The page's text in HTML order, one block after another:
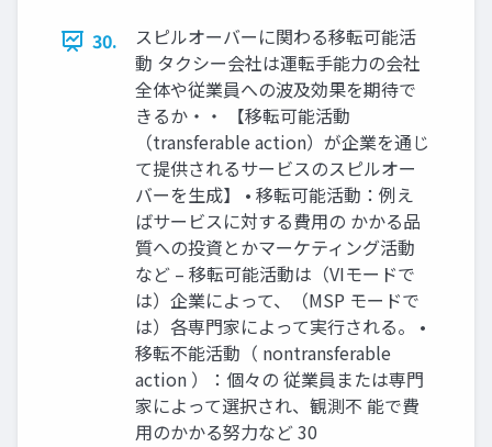
30.
スピルオーバーに関わる移転可能活
動 タクシー会社は運転手能力の会社
全体や従業員への波及効果を期待で
きるか・・ 【移転可能活動
（transferable action）が企業を通じ
て提供されるサービスのスピルオー
バーを生成】 • 移転可能活動：例え
ばサービスに対する費用の かかる品
質への投資とかマーケティング活動
など – 移転可能活動は（VIモードで
は）企業によって、（MSP モードで
は）各専門家によって実行される。 •
移転不能活動（ nontransferable
action ）：個々の 従業員または専門
家によって選択され、観測不 能で費
用のかかる努力など 30